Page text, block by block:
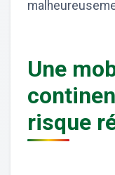
Une
risque